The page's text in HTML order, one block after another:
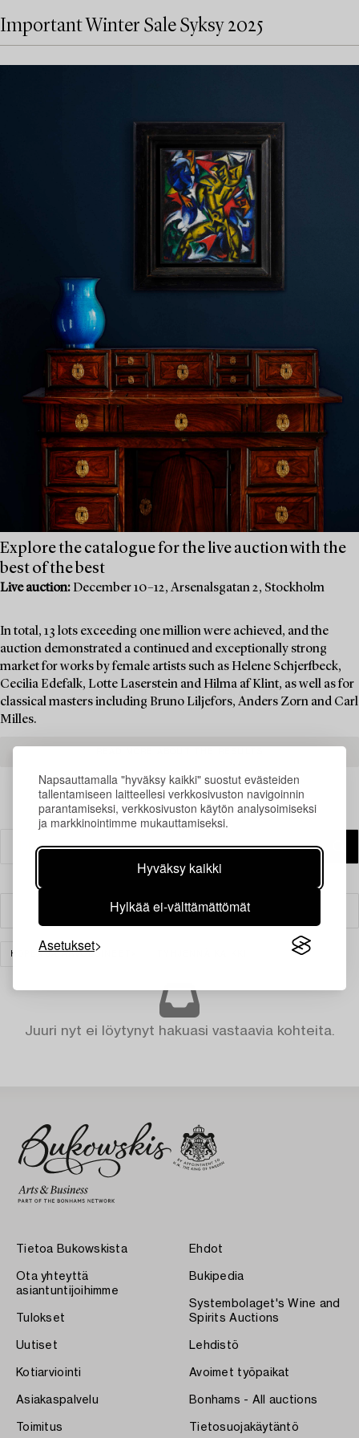
Napsauttamalla "hyväksy kaikki" suostut evästeiden
tallentamiseen laitteellesi verkkosivuston navigoinnin
parantamiseksi, verkkosivuston käytön analysoimiseksi
ja markkinointimme mukauttamiseksi.
Hyväksy kaikki
Hylkää ei-välttämättömät
Asetukset
Important Winter Sale Syksy 2025
Explore the catalogue for the live auction with the
best of the best
Live auction: December 10–12, Arsenalsgatan 2, Stockholm
In total, 13 lots exceeding one million were achieved, and the
auction demonstrated a continued and exceptionally strong
market for works by female artists such as Helene Schjerfbeck,
Cecilia Edefalk, Lotte Laserstein and Hilma af Klint, as well as for
classical masters including Bruno Liljefors, Anders Zorn and Carl
Milles.
Suodatin
HOPEA JA ARVOESINEET
Juuri nyt ei löytynyt hakuasi vastaavia kohteita.
Tietoa Bukowskista
Ota yhteyttä
asiantuntijoihimme
Tulokset
Uutiset
Kotiarviointi
Asiakaspalvelu
Toimitus
Ehdot
Bukipedia
Systembolaget's Wine and
Spirits Auctions
Lehdistö
Avoimet työpaikat
Bonhams - All auctions
Tietosuojakäytäntö